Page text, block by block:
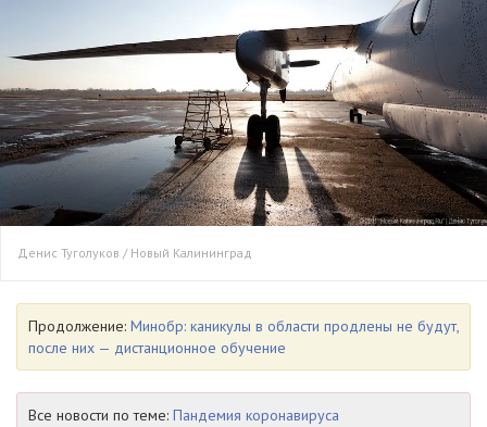
Денис Туголуков / Новый Калининград
Продолжение: Минобр: каникулы в области продлены не будут,
после них — дистанционное обучение
Все новости по теме: Пандемия коронавируса